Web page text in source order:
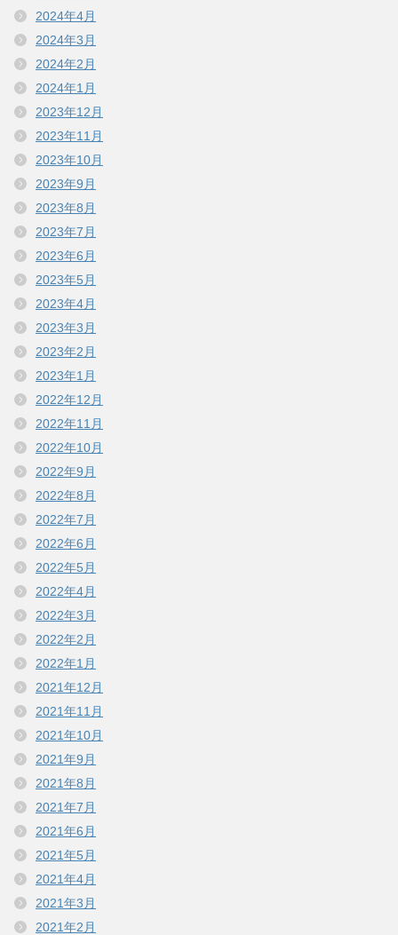
2024年4月
2024年3月
2024年2月
2024年1月
2023年12月
2023年11月
2023年10月
2023年9月
2023年8月
2023年7月
2023年6月
2023年5月
2023年4月
2023年3月
2023年2月
2023年1月
2022年12月
2022年11月
2022年10月
2022年9月
2022年8月
2022年7月
2022年6月
2022年5月
2022年4月
2022年3月
2022年2月
2022年1月
2021年12月
2021年11月
2021年10月
2021年9月
2021年8月
2021年7月
2021年6月
2021年5月
2021年4月
2021年3月
2021年2月